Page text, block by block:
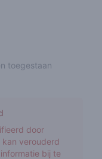
toegestaan
door
kan verouderd
bij te